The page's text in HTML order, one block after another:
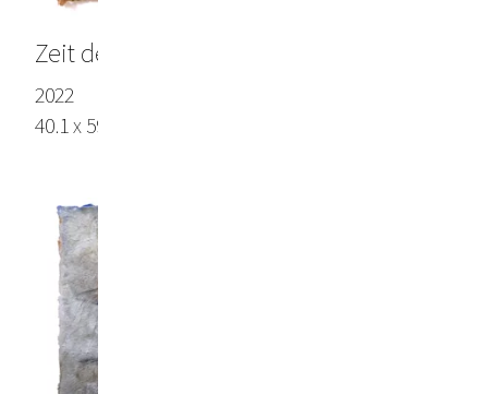
Zeit der Stürme
2022
40.1 x 59.0 in (104 x 150 cm), Lokta paper